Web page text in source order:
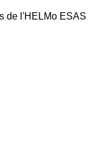
de l'HELMo ESAS